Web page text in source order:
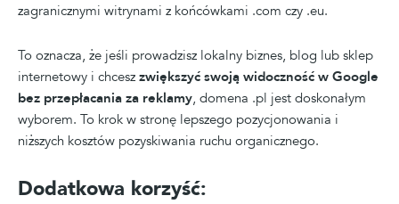
zagranicznymi witrynami z końcówkami .com czy .eu.
To oznacza, że jeśli prowadzisz lokalny biznes, blog lub sklep
internetowy i chcesz zwiększyć swoją widoczność w Google
bez przepłacania za reklamy, domena .pl jest doskonałym
wyborem. To krok w stronę lepszego pozycjonowania i
niższych kosztów pozyskiwania ruchu organicznego.
Dodatkowa korzyść: